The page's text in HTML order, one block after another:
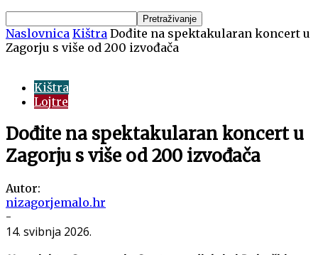
Naslovnica Kištra Dođite na spektakularan koncert u
Zagorju s više od 200 izvođača
Kištra
Lojtre
Dođite na spektakularan koncert u
Zagorju s više od 200 izvođača
Autor:
nizagorjemalo.hr
-
14. svibnja 2026.